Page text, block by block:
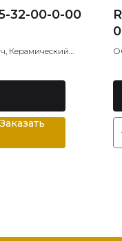
32-00-0-00
Керамический
Заказать